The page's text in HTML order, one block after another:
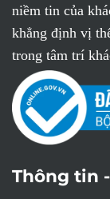
niềm tin của
khẳng định vị
trong tâm trí
Thông tin